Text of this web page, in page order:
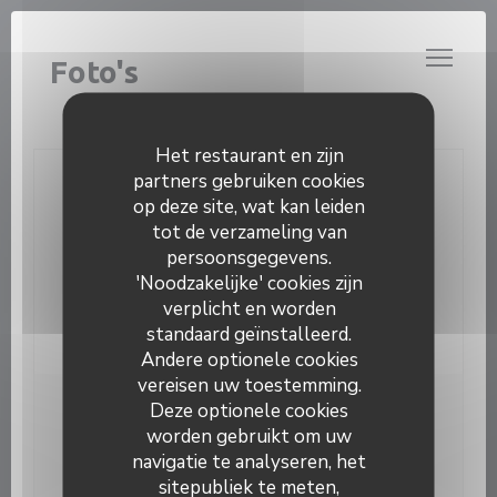
Cookies beheer paneel
Het restaurant en zijn
partners gebruiken cookies
op deze site, wat kan leiden
tot de verzameling van
persoonsgegevens.
'Noodzakelijke' cookies zijn
verplicht en worden
standaard geïnstalleerd.
Andere optionele cookies
vereisen uw toestemming.
Deze optionele cookies
worden gebruikt om uw
navigatie te analyseren, het
sitepubliek te meten,
L’ATRIUM CUISINE LOCALE
Foto's
Neem contact met ons op
Reserveer een tafel
Vouchers
Word op de hoogte gehouden
Schrijf je in op onze nieuwsbrief om gepersonaliseerde
communicatie en marketingaanbiedingen per e-mail van
ons te ontvangen.